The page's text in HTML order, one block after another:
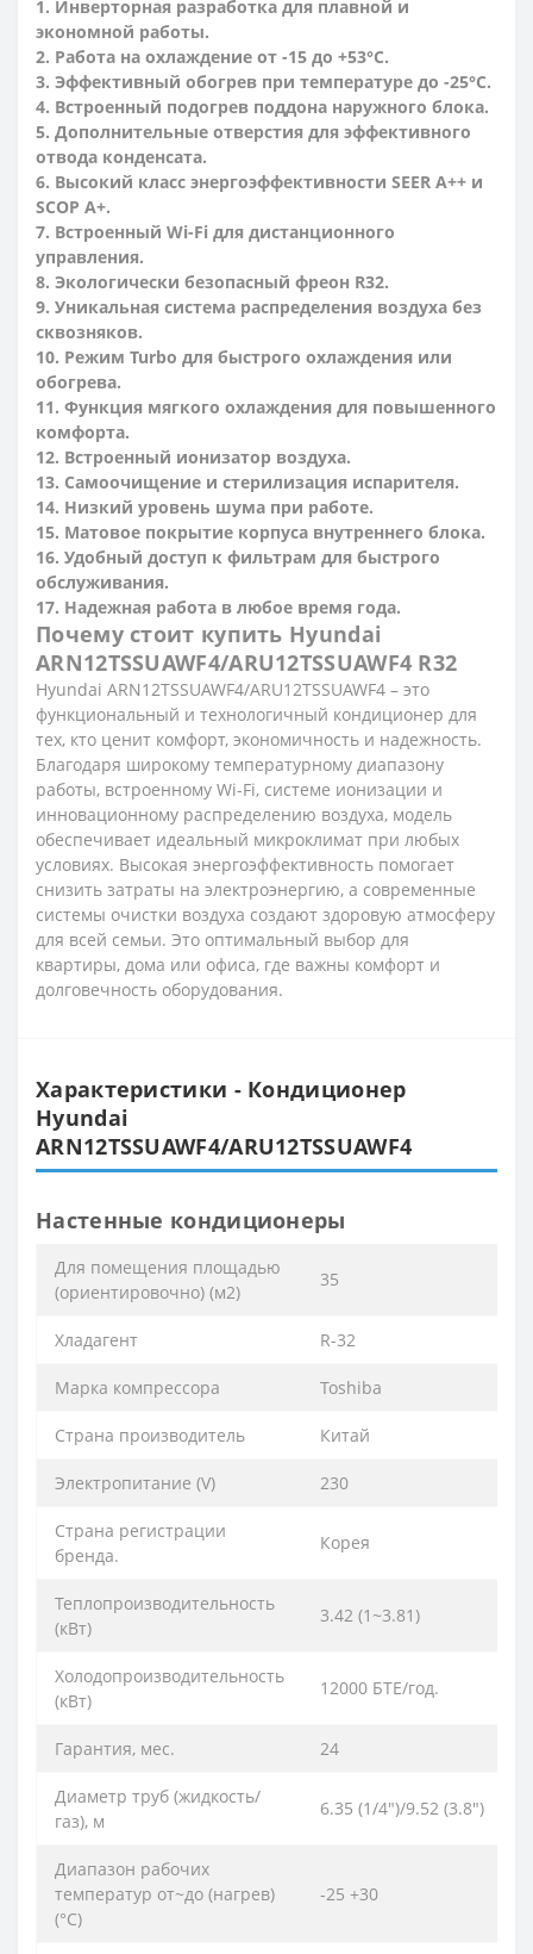
1. Инверторная разработка для плавной и
экономной работы.
2. Работа на охлаждение от -15 до +53°C.
3. Эффективный обогрев при температуре до -25°C.
4. Встроенный подогрев поддона наружного блока.
5. Дополнительные отверстия для эффективного
отвода конденсата.
6. Высокий класс энергоэффективности SEER A++ и
SCOP A+.
7. Встроенный Wi-Fi для дистанционного
управления.
8. Экологически безопасный фреон R32.
9. Уникальная система распределения воздуха без
сквозняков.
10. Режим Turbo для быстрого охлаждения или
обогрева.
11. Функция мягкого охлаждения для повышенного
комфорта.
12. Встроенный ионизатор воздуха.
13. Самоочищение и стерилизация испарителя.
14. Низкий уровень шума при работе.
15. Матовое покрытие корпуса внутреннего блока.
16. Удобный доступ к фильтрам для быстрого
обслуживания.
17. Надежная работа в любое время года.
Почему стоит купить Hyundai
ARN12TSSUAWF4/ARU12TSSUAWF4 R32
Hyundai ARN12TSSUAWF4/ARU12TSSUAWF4 – это
функциональный и технологичный кондиционер для
тех, кто ценит комфорт, экономичность и надежность.
Благодаря широкому температурному диапазону
работы, встроенному Wi-Fi, системе ионизации и
инновационному распределению воздуха, модель
обеспечивает идеальный микроклимат при любых
условиях. Высокая энергоэффективность помогает
снизить затраты на электроэнергию, а современные
системы очистки воздуха создают здоровую атмосферу
для всей семьи. Это оптимальный выбор для
квартиры, дома или офиса, где важны комфорт и
долговечность оборудования.
Характеристики - Кондиционер
Hyundai
ARN12TSSUAWF4/ARU12TSSUAWF4
Настенные кондиционеры
Для помещения площадью
(ориентировочно) (м2)
35
Хладагент R-32
Марка компрессора Toshiba
Страна производитель Китай
Электропитание (V) 230
Страна регистрации
бренда.
Корея
Теплопроизводительность
(кВт)
3.42 (1~3.81)
Холодопроизводительность
(кВт)
12000 БТЕ/год.
Гарантия, мес. 24
Диаметр труб (жидкость/
газ), м
6.35 (1/4")/9.52 (3.8")
Диапазон рабочих
температур от~до (нагрев)
(°C)
-25 +30